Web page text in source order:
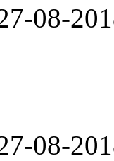
08-
08-